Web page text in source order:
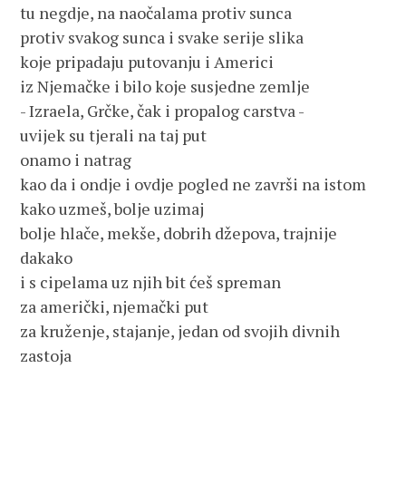
tu negdje, na naočalama protiv sunca
protiv svakog sunca i svake serije slika
koje pripadaju putovanju i Americi
iz Njemačke i bilo koje susjedne zemlje
- Izraela, Grčke, čak i propalog carstva -
uvijek su tjerali na taj put
onamo i natrag
kao da i ondje i ovdje pogled ne završi na istom
kako uzmeš, bolje uzimaj
bolje hlače, mekše, dobrih džepova, trajnije
dakako
i s cipelama uz njih bit ćeš spreman
za američki, njemački put
za kruženje, stajanje, jedan od svojih divnih
zastoja